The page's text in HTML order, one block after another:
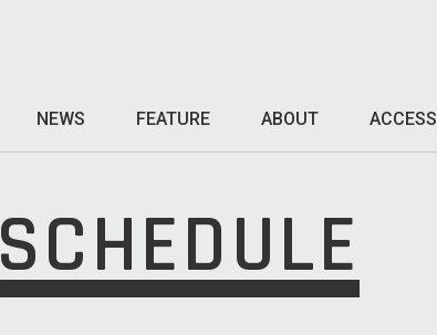
NEWS FEATURE ABOUT ACCESS
SCHEDULE